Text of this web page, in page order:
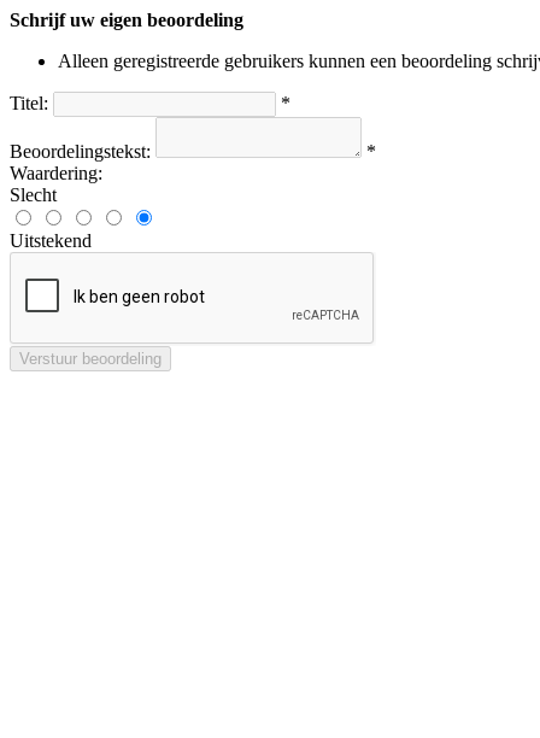
Schrijf uw eigen beoordeling
Alleen geregistreerde gebruikers kunnen een beoordeling
Titel: *
Beoordelingstekst:
*
Waardering:
Slecht
Uitstekend
Verstuur beoordeling